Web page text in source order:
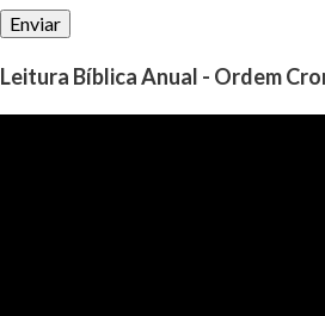
Leitura Bíblica Anual - Ordem